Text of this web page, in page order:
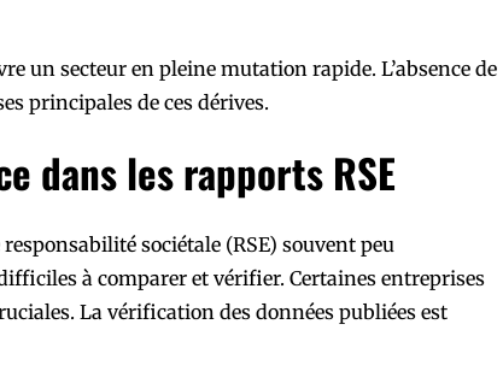
un secteur en pleine mutation rapide. L’absence de
principales de ces dérives.
dans les rapports RSE
sociétale (RSE) souvent peu
à comparer et vérifier. Certaines entreprises
La vérification des données publiées est